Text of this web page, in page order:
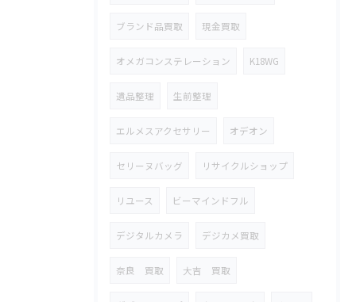
ブランド品買取 現金買取
オメガコンステレーション K18WG
遺品整理 生前整理
エルメスアクセサリー オデオン
セリーヌバッグ リサイクルショップ
リユース ビーマインドフル
デジタルカメラ デジカメ買取
奈良 買取 大吉 買取